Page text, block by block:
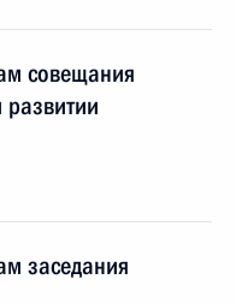
совещания
заседания